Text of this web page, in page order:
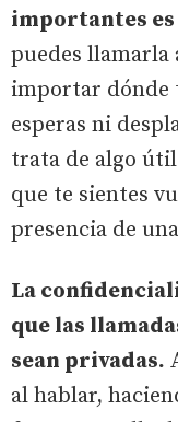
importantes
puedes
importar dónde
esperas ni
trata de algo
que te sientes
presencia de
La
que las
sean privadas.
al hablar,